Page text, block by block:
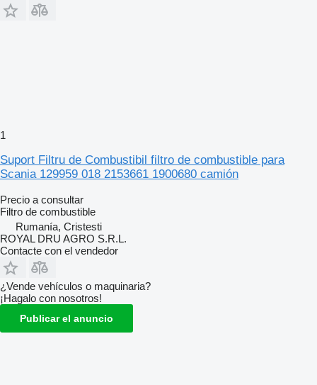
1
Suport Filtru de Combustibil filtro de combustible para
Scania 129959 018 2153661 1900680 camión
Precio a consultar
Filtro de combustible
Rumanía, Cristesti
ROYAL DRU AGRO S.R.L.
Contacte con el vendedor
¿Vende vehículos o maquinaria?
¡Hagalo con nosotros!
Publicar el anuncio